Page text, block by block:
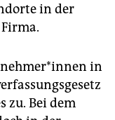
in der
in
zu. Bei dem